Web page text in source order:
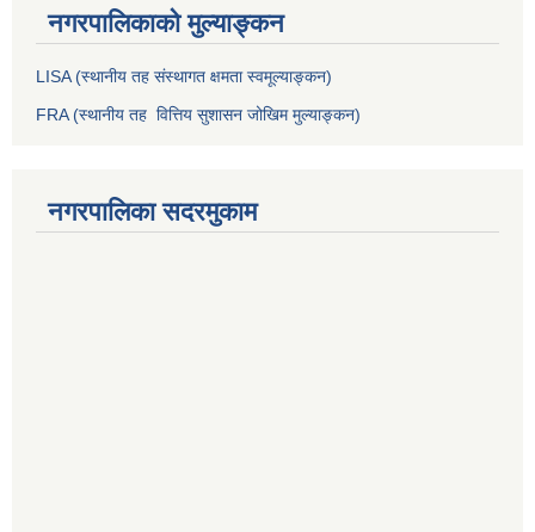
नगरपालिकाको मुल्याङ्कन
LISA (स्थानीय तह संस्थागत क्षमता स्वमूल्याङ्कन)
FRA (स्थानीय तह वित्तिय सुशासन जोखिम मुल्याङ्कन)
नगरपालिका सदरमुकाम